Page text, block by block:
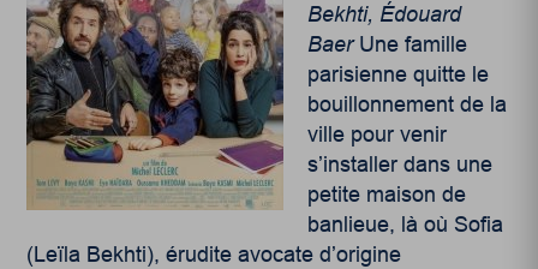
Bekhti, Édouard
BaerUne famille
parisienne quitte le
bouillonnement de la
ville pour venir
s’installer dans une
petite maison de
banlieue, là où Sofia
(Leïla Bekhti), érudite avocate d’origine